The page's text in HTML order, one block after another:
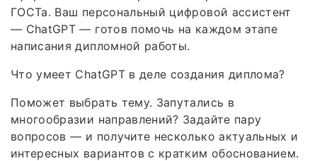
ГОСТа. Ваш персональный цифровой ассистент
— ChatGPT — готов помочь на каждом этапе
написания дипломной работы.
Что умеет ChatGPT в деле создания диплома?
Поможет выбрать тему. Запутались в
многообразии направлений? Задайте пару
вопросов — и получите несколько актуальных и
интересных вариантов с кратким обоснованием.